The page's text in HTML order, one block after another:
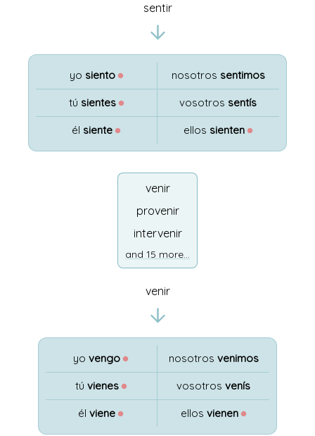
sentir
yo siento ●
tú sientes ●
él siente ●
nosotros sentimos
vosotros sentís
ellos sienten ●
venir
provenir
intervenir
and 15 more...
venir
yovengo ●
tú vienes ●
élviene ●
nosotros venimos
vosotrosvenís
ellos vienen ●